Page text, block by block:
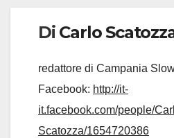
Di Carlo
redattore di Campania
Facebook: http://it-
it.facebook.com/people/
Scatozza/1654720386